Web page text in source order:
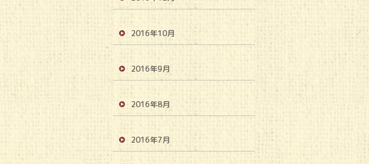
2016年10月
2016年9月
2016年8月
2016年7月